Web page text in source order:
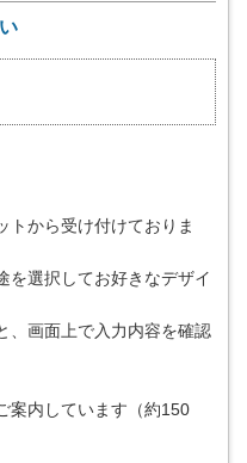
トから受け付けておりま
を選択してお好きなデザイ
、画面上で入力内容を確認
案内しています（約150